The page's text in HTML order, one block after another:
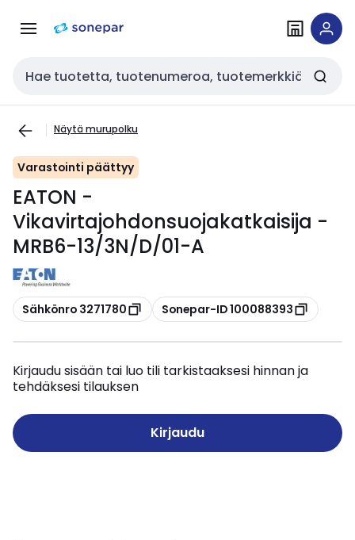
navigointiinsisältöön
Haku
Näytä murupolku
Varastointi päättyy
EATON -
Vikavirtajohdonsuojakatkaisija -
MRB6-13/3N/D/01-A
Kopioi
Sähkönro 3271780 Kopioi
Sonepar-ID 100088393
Kirjaudu sisään tai luo tili tarkistaaksesi hinnan ja
tehdäksesi tilauksen
Kirjaudu